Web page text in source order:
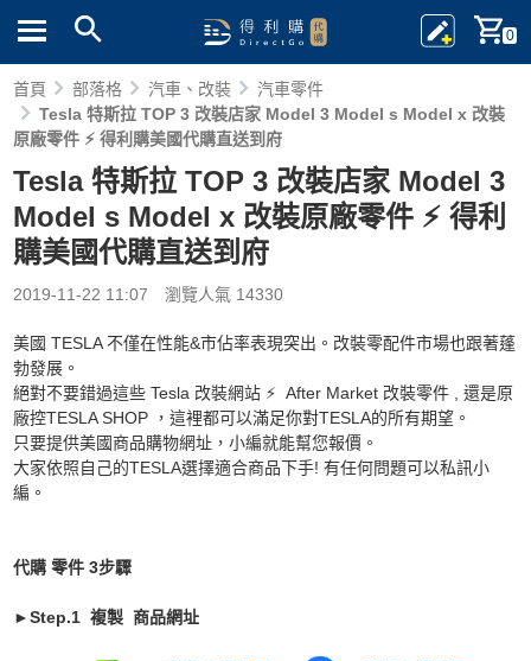
0
首頁 部落格 汽車、改裝
汽車零件
Tesla 特斯拉 TOP 3 改裝店家 Model 3 Model s Model x 改裝
原廠零件 ⚡ 得利購美國代購直送到府
Tesla 特斯拉 TOP 3 改裝店家 Model 3
Model s Model x 改裝原廠零件 ⚡ 得利
購美國代購直送到府
2019-11-22 11:07 瀏覽人氣 14330
美國 TESLA 不僅在性能&市佔率表現突出。改裝零配件市場也跟著蓬
勃發展。
絕對不要錯過這些 Tesla 改裝網站 ⚡ After Market 改裝零件 , 還是原
廠控TESLA SHOP ，這裡都可以滿足你對TESLA的所有期望。
只要提供美國商品購物網址，小編就能幫您報價。
大家依照自己的TESLA選擇適合商品下手! 有任何問題可以私訊小
編。
代購 零件 3步驟
►Step.1 複製 商品網址